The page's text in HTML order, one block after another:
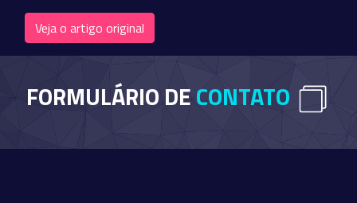
Veja o artigo original
FORMULÁRIO DECONTATO